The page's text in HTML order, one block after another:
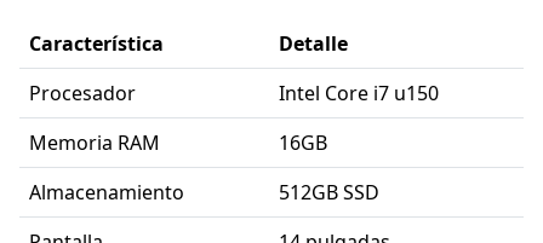
Característica
Detalle
Procesador
Intel Core i7 u150
Memoria RAM
16GB
Almacenamiento
512GB SSD